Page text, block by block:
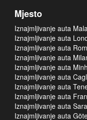
Mjesto
Iznajmljivanje auta
Iznajmljivanje auta
Iznajmljivanje auta
Iznajmljivanje auta
Iznajmljivanje auta
Iznajmljivanje auta
Iznajmljivanje auta
Iznajmljivanje auta
Iznajmljivanje auta
Iznajmljivanje auta